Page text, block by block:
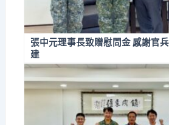
張中元理事長致贈慰問金 感謝官
建